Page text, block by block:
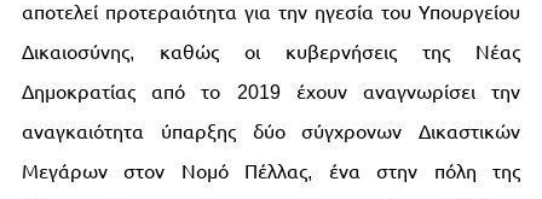
αποτελεί προτεραιότητα για την ηγεσία του Υπουργείου
Δικαιοσύνης, καθώς οι κυβερνήσεις της Νέας
Δημοκρατίας από το 2019 έχουν αναγνωρίσει την
αναγκαιότητα ύπαρξης δύο σύγχρονων Δικαστικών
Μεγάρων στον Νομό Πέλλας, ένα στην πόλη της